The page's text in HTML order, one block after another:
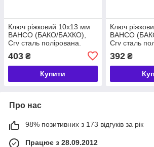
Ключ ріжковий 10х13 мм
BAHCO (БАКО/БАХКО),
Crv сталь полірована.
покриття.
403 ₴
Купити
Ключ
BAHCO
Crv сталь
покриття.
392₴
Про нас
98% позитивних з 173 відгуків за рік
Працює з 28.09.2012